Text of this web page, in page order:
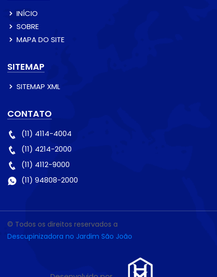
INÍCIO
SOBRE
MAPA DO SITE
SITEMAP
SITEMAP XML
CONTATO
(11) 4114-4004
(11) 4214-2000
(11) 4112-9000
(11) 94808-2000
© Todos os direitos reservados a
Descupinizadora no Jardim São João